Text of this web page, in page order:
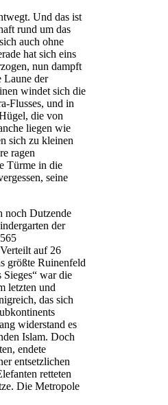
Und das ist
rund um das
auch ohne
hat sich eins
nun dampft
Laune der
windet sich die
Flusses, und in
die von
liegen wie
sich zu kleinen
ragen
Türme in die
seine
noch Dutzende
der
auf 26
größte Ruinenfeld
Sieges“ war die
letzten und
das sich
widerstand es
Islam. Doch
endete
entsetzlichen
retteten
Die Metropole